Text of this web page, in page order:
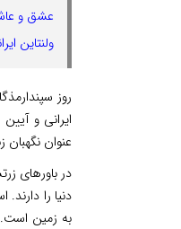
عشق و
ولنتاین
روز
ایرانی و
عنوان
در باورهای
دنیا را
به زمین است.